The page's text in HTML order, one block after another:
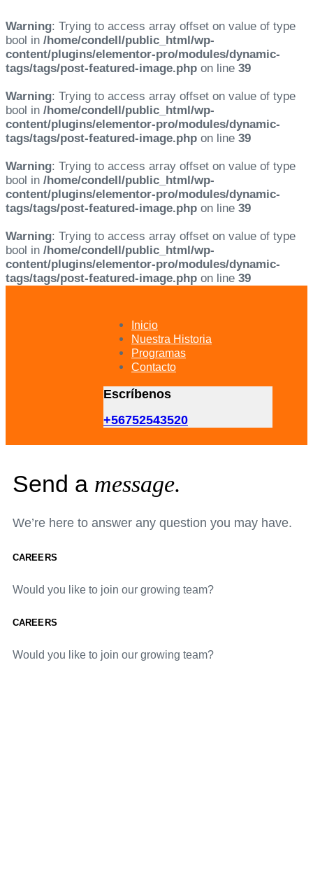
Warning: Trying to access array offset on value of type
bool in /home/condell/public_html/wp-
content/plugins/elementor-pro/modules/dynamic-
tags/tags/post-featured-image.php on line 39
Warning: Trying to access array offset on value of type
bool in /home/condell/public_html/wp-
content/plugins/elementor-pro/modules/dynamic-
tags/tags/post-featured-image.php on line 39
Warning: Trying to access array offset on value of type
bool in /home/condell/public_html/wp-
content/plugins/elementor-pro/modules/dynamic-
tags/tags/post-featured-image.php on line 39
Warning: Trying to access array offset on value of type
bool in /home/condell/public_html/wp-
content/plugins/elementor-pro/modules/dynamic-
tags/tags/post-featured-image.php on line 39
Inicio
Nuestra Historia
Programas
Contacto
Escríbenos
+56752543520
Send a message.
We’re here to answer any question you may have.
CAREERS
Would you like to join our growing team?
CAREERS
Would you like to join our growing team?